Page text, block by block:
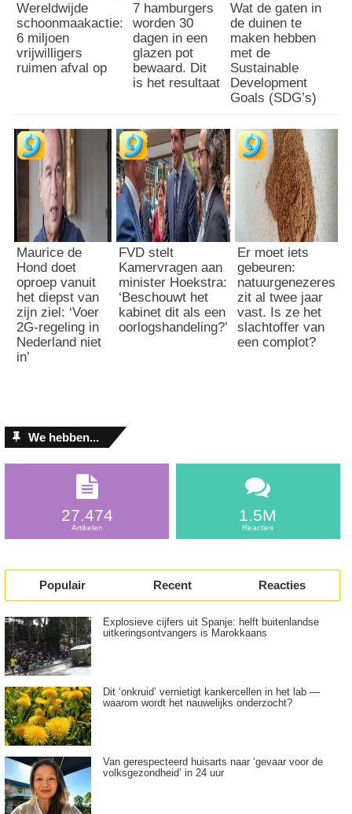
Wereldwijde
schoonmaakactie:
6 miljoen
vrijwilligers
ruimen afval op
7 hamburgers
worden 30
dagen in een
glazen pot
bewaard. Dit
is het resultaat
Wat de gaten in
de duinen te
maken hebben
met de
Sustainable
Development
Goals (SDG’s)
Maurice de
Hond doet
oproep vanuit
het diepst van
zijn ziel: ‘Voer
2G-regeling in
Nederland niet
in’
FVD stelt
Kamervragen aan
minister Hoekstra:
‘Beschouwt het
kabinet dit als een
oorlogshandeling?’
Er moet iets
gebeuren:
natuurgenezeres
zit al twee jaar
vast. Is ze het
slachtoffer van
een complot?
We hebben...
27.474
Artikelen
1.5M
Reacties
Populair Recent Reacties
Explosieve cijfers uit Spanje: helft buitenlandse
uitkeringsontvangers is Marokkaans
Dit ‘onkruid’ vernietigt kankercellen in het lab —
waarom wordt het nauwelijks onderzocht?
Van gerespecteerd huisarts naar ‘gevaar voor de
volksgezondheid’ in 24 uur